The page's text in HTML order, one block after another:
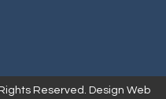
Reserved. Design Web